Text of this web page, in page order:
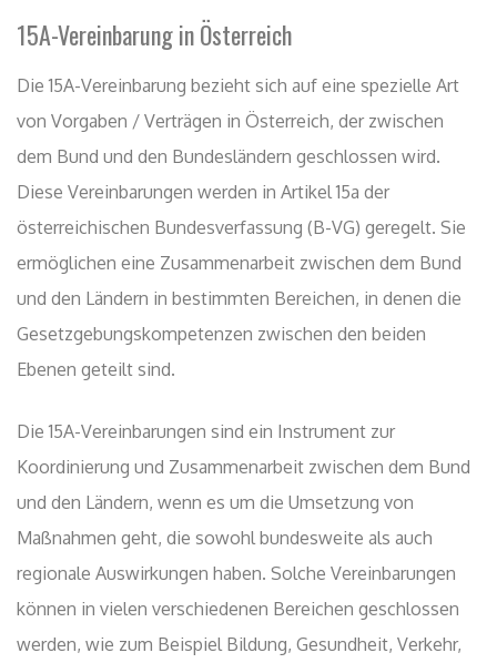
15A-Vereinbarung in Österreich
Die 15A-Vereinbarung bezieht sich auf eine spezielle Art
von Vorgaben / Verträgen in Österreich, der zwischen
dem Bund und den Bundesländern geschlossen wird.
Diese Vereinbarungen werden in Artikel 15a der
österreichischen Bundesverfassung (B-VG) geregelt. Sie
ermöglichen eine Zusammenarbeit zwischen dem Bund
und den Ländern in bestimmten Bereichen, in denen die
Gesetzgebungskompetenzen zwischen den beiden
Ebenen geteilt sind.
Die 15A-Vereinbarungen sind ein Instrument zur
Koordinierung und Zusammenarbeit zwischen dem Bund
und den Ländern, wenn es um die Umsetzung von
Maßnahmen geht, die sowohl bundesweite als auch
regionale Auswirkungen haben. Solche Vereinbarungen
können in vielen verschiedenen Bereichen geschlossen
werden, wie zum Beispiel Bildung, Gesundheit, Verkehr,